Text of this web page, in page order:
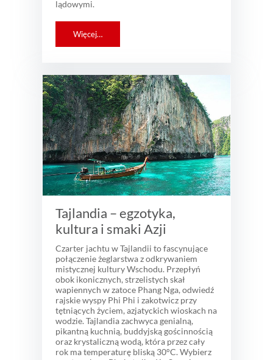
lądowymi.
Więcej…
Tajlandia – egzotyka,
kultura i smaki Azji
Czarter jachtu w Tajlandii to fascynujące
połączenie żeglarstwa z odkrywaniem
mistycznej kultury Wschodu. Przepłyń
obok ikonicznych, strzelistych skał
wapiennych w zatoce Phang Nga, odwiedź
rajskie wyspy Phi Phi i zakotwicz przy
tętniących życiem, azjatyckich wioskach na
wodzie. Tajlandia zachwyca genialną,
pikantną kuchnią, buddyjską gościnnością
oraz krystaliczną wodą, która przez cały
rok ma temperaturę bliską 30°C. Wybierz